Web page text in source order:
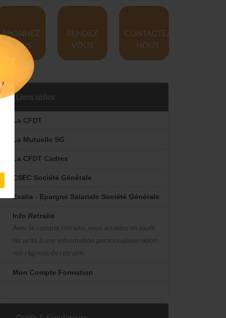
ABONNEZ
VOUS
RENDEZ
VOUS
CONTACTEZ
NOUS
Liens utiles
La CFDT
La Mutuelle SG
La CFDT Cadres
CSEC Société Générale
Esalia - Epargne Salariale Société Générale
Info Retraite
Avec le compte retraite, vous accédez en toute
sécurité à une information personnalisée selon
vos régimes de retraite.
Mon Compte Formation